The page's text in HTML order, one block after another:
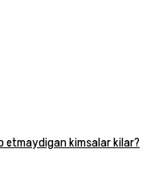
etmaydigan kimsalar kilar?